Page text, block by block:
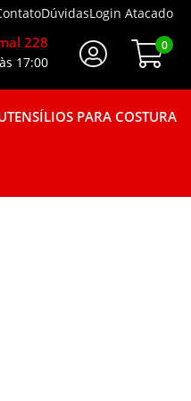
DúvidasLogin Atacado
PARA COSTURA
228
17:00
0